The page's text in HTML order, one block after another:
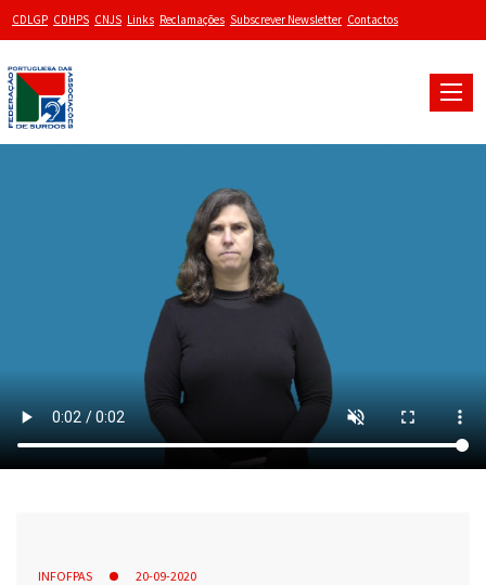
CDLGP CDHPS CNJS Links Reclamações Subscrever Newsletter Contactos
Toggle
INFOFPAS 20-09-2020